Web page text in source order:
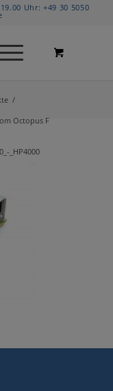
Uhr:+49 30 5050
/
Octopus F
_HP4000